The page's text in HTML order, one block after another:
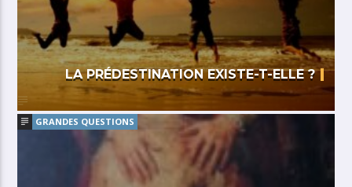
LA PRÉDESTINATION EXISTE-T-ELLE ?
GRANDES QUESTIONS